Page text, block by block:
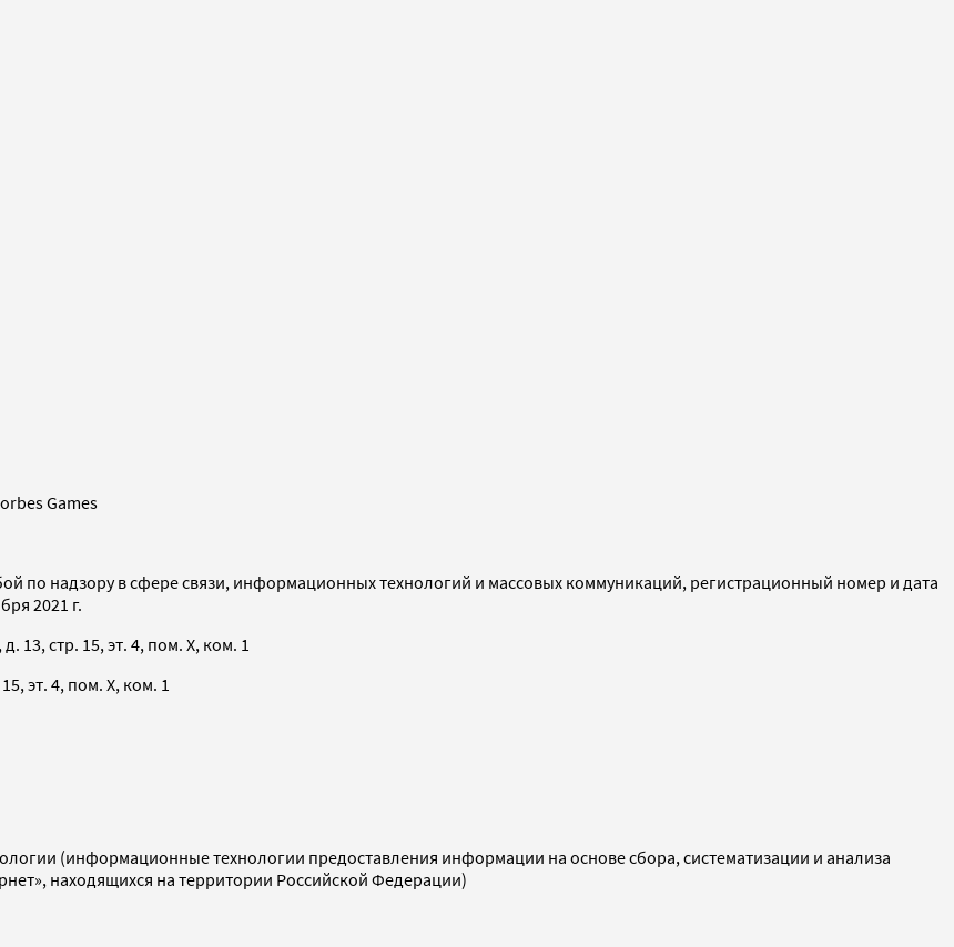
Games
по надзору в сфере связи, информационных технологий и массовых коммуникаций, регистрационный номер и дата
2021 г.
13, стр. 15, эт. 4, пом. X, ком. 1
эт. 4, пом. X, ком. 1
(информационные технологии предоставления информации на основе сбора, систематизации и анализа
находящихся на территории Российской Федерации)